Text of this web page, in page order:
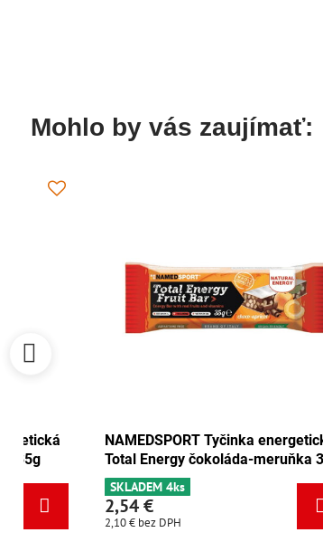
Mohlo by vás zaujímať:
NAMEDSPORT Tyčinka energetická
Total Energy brusinka-ořech 35g
SKLADEM 6+
2,54 €
bez DPH